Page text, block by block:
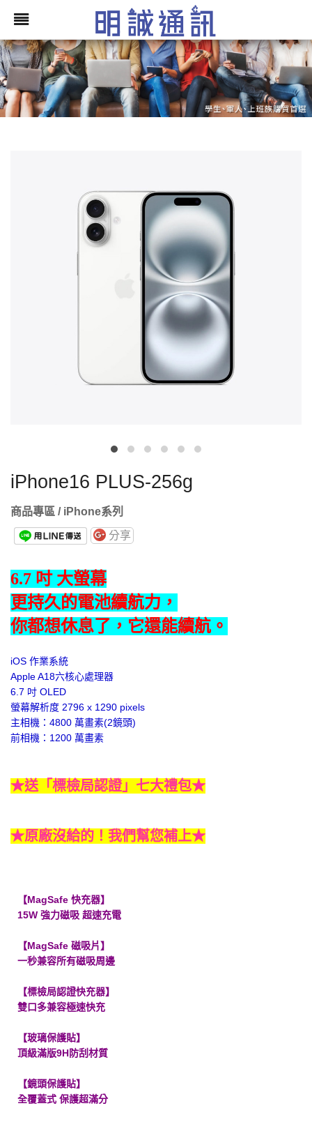
iPhone16 PLUS-256g
商品專區 / iPhone系列
分享
6.7 吋 大螢幕
更持久的電池續航力，
你都想休息了，它還能續航。
iOS 作業系統
Apple A18六核心處理器
6.7 吋 OLED
螢幕解析度 2796 x 1290 pixels
主相機：4800 萬畫素(2鏡頭)
前相機：1200 萬畫素
★送「標檢局認證」七大禮包★
★原廠沒給的！我們幫您補上★
【MagSafe 快充器】
15W 強力磁吸 超速充電
【MagSafe 磁吸片】
一秒兼容所有磁吸周邊
【標檢局認證快充器】
雙口多兼容極速快充
【玻璃保護貼】
頂級滿版9H防刮材質
【鏡頭保護貼】
全覆蓋式 保護超滿分